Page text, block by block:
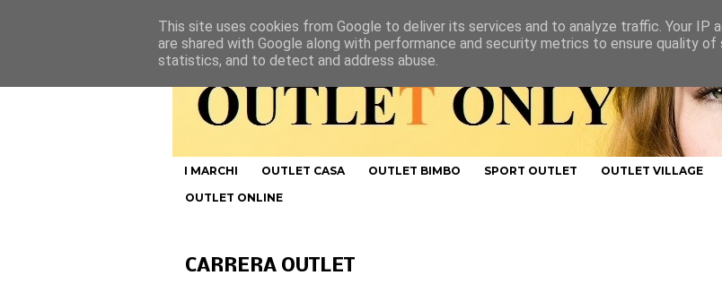
I MARCHI OUTLET CASA OUTLET BIMBO SPORT OUTLET OUTLET VILLAGE
OUTLET ONLINE
CARRERA OUTLET
This site uses cookies from Google to deliver its services and to analyze traffic. Your IP
are shared with Google along with performance and security metrics to ensure quality of
statistics, and to detect and address abuse.